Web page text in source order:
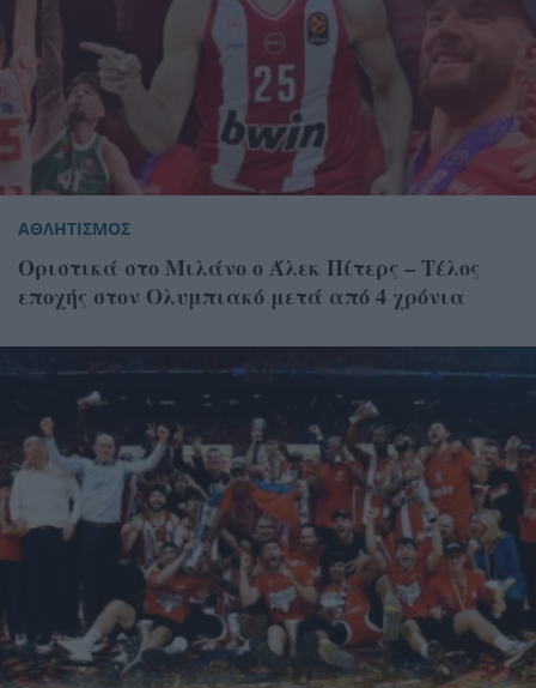
ΑΘΛΗΤΙΣΜΟΣ
Οριστικά στο Μιλάνο ο Άλεκ Πίτερς – Τέλος
εποχής στον Ολυμπιακό μετά από 4 χρόνια